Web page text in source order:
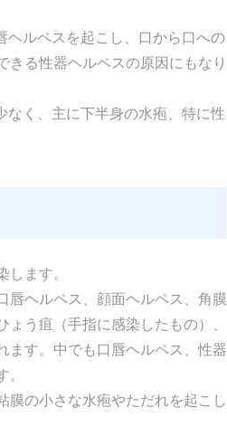
ヘルペスを起こし、口から口への
る性器ヘルペスの原因にもなり
く、主に下半身の水疱、特に性
ます。
唇ヘルペス、顔面ヘルペス、角膜
う疽（手指に感染したもの）、
ます。中でも口唇ヘルペス、性器
膜の小さな水疱やただれを起こし